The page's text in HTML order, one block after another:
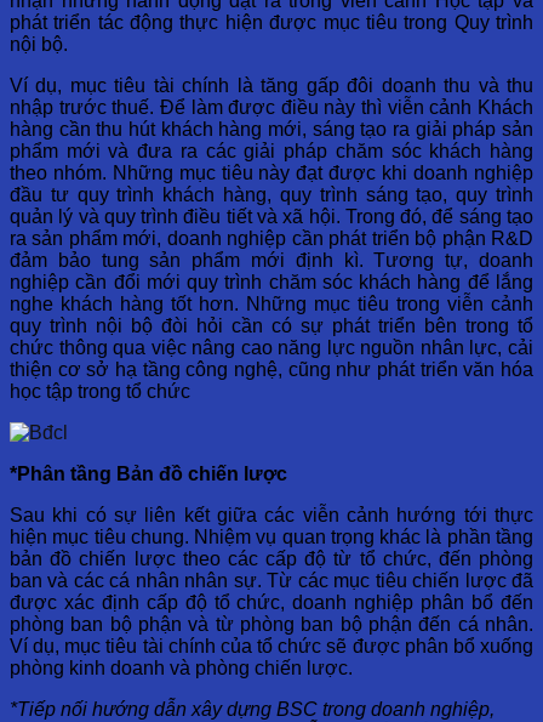
phát triển tác động thực hiện được mục tiêu trong Quy trình
nội bộ.
Ví dụ, mục tiêu tài chính là tăng gấp đôi doanh thu và thu
nhập trước thuế. Để làm được điều này thì viễn cảnh Khách
hàng cần thu hút khách hàng mới, sáng tạo ra giải pháp sản
phẩm mới và đưa ra các giải pháp chăm sóc khách hàng
theo nhóm. Những mục tiêu này đạt được khi doanh nghiệp
đầu tư quy trình khách hàng, quy trình sáng tạo, quy trình
quản lý và quy trình điều tiết và xã hội. Trong đó, để sáng tạo
ra sản phẩm mới, doanh nghiệp cần phát triển bộ phận R&D
đảm bảo tung sản phẩm mới định kì. Tương tự, doanh
nghiệp cần đổi mới quy trình chăm sóc khách hàng để lắng
nghe khách hàng tốt hơn. Những mục tiêu trong viễn cảnh
quy trình nội bộ đòi hỏi cần có sự phát triển bên trong tổ
chức thông qua việc nâng cao năng lực nguồn nhân lực, cải
thiện cơ sở hạ tầng công nghệ, cũng như phát triển văn hóa
học tập trong tổ chức
*Phân tầng Bản đồ chiến lược
Sau khi có sự liên kết giữa các viễn cảnh hướng tới thực
hiện mục tiêu chung. Nhiệm vụ quan trọng khác là phần tầng
bản đồ chiến lược theo các cấp độ từ tổ chức, đến phòng
ban và các cá nhân nhân sự. Từ các mục tiêu chiến lược đã
được xác định cấp độ tổ chức, doanh nghiệp phân bổ đến
phòng ban bộ phận và từ phòng ban bộ phận đến cá nhân.
Ví dụ, mục tiêu tài chính của tổ chức sẽ được phân bổ xuống
phòng kinh doanh và phòng chiến lược.
*Tiếp nối hướng dẫn xây dựng BSC trong doanh nghiệp,